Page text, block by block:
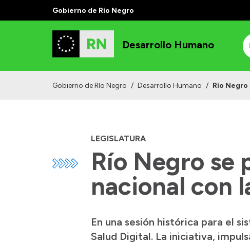
Gobierno de Río Negro
Desarrollo Humano
Gobierno de Río Negro / Desarrollo Humano / Río
LEGISLATURA
Río Negro se
nacional con
En una sesión histórica para el
Salud Digital. La iniciativa,